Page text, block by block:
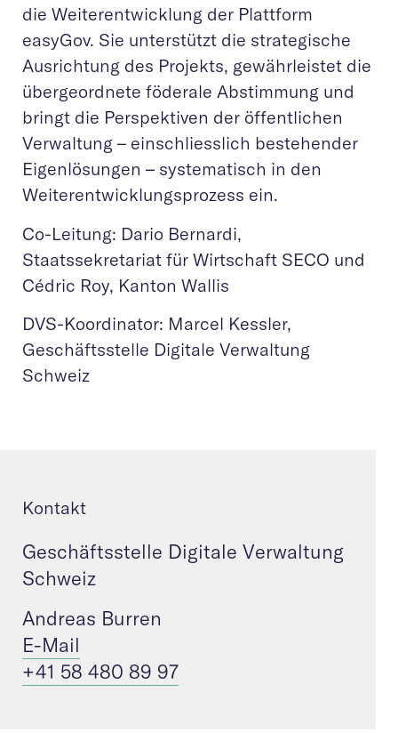
die Weiterentwicklung der Plattform
easyGov. Sie unterstützt die strategische
Ausrichtung des Projekts, gewährleistet die
übergeordnete föderale Abstimmung und
bringt die Perspektiven der öffentlichen
Verwaltung – einschliesslich bestehender
Eigenlösungen – systematisch in den
Weiterentwicklungsprozess ein.
Co-Leitung: Dario Bernardi,
Staatssekretariat für Wirtschaft SECO und
Cédric Roy, Kanton Wallis
DVS-Koordinator: Marcel Kessler,
Geschäftsstelle Digitale Verwaltung
Schweiz
Kontakt
Geschäftsstelle Digitale Verwaltung
Schweiz
Andreas Burren
E-Mail
+41 58 480 89 97